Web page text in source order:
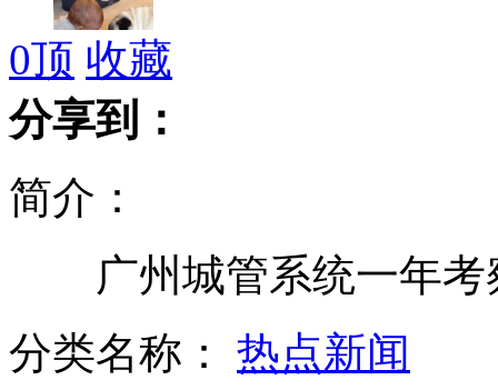
搞笑视频:可爱宝宝和抢哈巴狗食物
外媒曝阿拉法特死于钋中毒
0顶 收藏
分享到：
简介：
广州城管系统一年考
分类名称： 热点新闻